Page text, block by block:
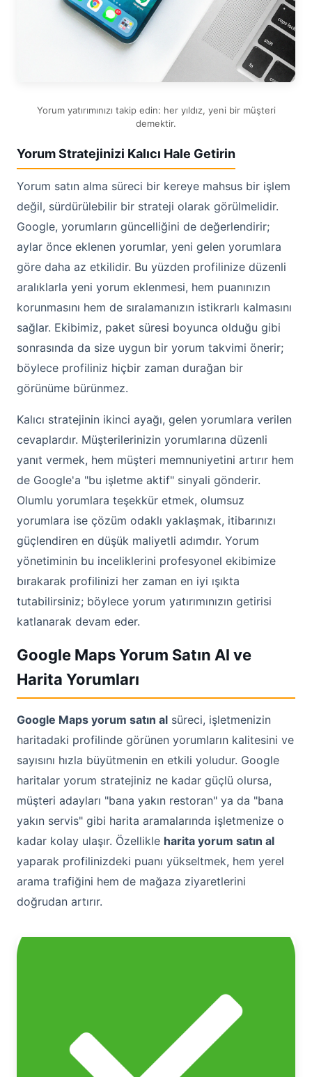
Yorum yatırımınızı takip edin: her yıldız, yeni bir müşteri
demektir.
Yorum Stratejinizi Kalıcı Hale Getirin
Yorum satın alma süreci bir kereye mahsus bir işlem
değil, sürdürülebilir bir strateji olarak görülmelidir.
Google, yorumların güncelliğini de değerlendirir;
aylar önce eklenen yorumlar, yeni gelen yorumlara
göre daha az etkilidir. Bu yüzden profilinize düzenli
aralıklarla yeni yorum eklenmesi, hem puanınızın
korunmasını hem de sıralamanızın istikrarlı kalmasını
sağlar. Ekibimiz, paket süresi boyunca olduğu gibi
sonrasında da size uygun bir yorum takvimi önerir;
böylece profiliniz hiçbir zaman durağan bir
görünüme bürünmez.
Kalıcı stratejinin ikinci ayağı, gelen yorumlara verilen
cevaplardır. Müşterilerinizin yorumlarına düzenli
yanıt vermek, hem müşteri memnuniyetini artırır hem
de Google'a "bu işletme aktif" sinyali gönderir.
Olumlu yorumlara teşekkür etmek, olumsuz
yorumlara ise çözüm odaklı yaklaşmak, itibarınızı
güçlendiren en düşük maliyetli adımdır. Yorum
yönetiminin bu inceliklerini profesyonel ekibimize
bırakarak profilinizi her zaman en iyi ışıkta
tutabilirsiniz; böylece yorum yatırımınızın getirisi
katlanarak devam eder.
Google Maps Yorum Satın Al ve
Harita Yorumları
Google Maps yorum satın al süreci, işletmenizin
haritadaki profilinde görünen yorumların kalitesini ve
sayısını hızla büyütmenin en etkili yoludur. Google
haritalar yorum stratejiniz ne kadar güçlü olursa,
müşteri adayları "bana yakın restoran" ya da "bana
yakın servis" gibi harita aramalarında işletmenize o
kadar kolay ulaşır. Özellikle harita yorum satın al
yaparak profilinizdeki puanı yükseltmek, hem yerel
arama trafiğini hem de mağaza ziyaretlerini
doğrudan artırır.